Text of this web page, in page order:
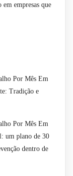
em empresas que
Por Mês Em
Tradição e
Por Mês Em
um plano de 30
dentro de